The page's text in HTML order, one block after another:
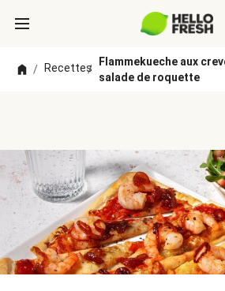
/ Recettes
/
Flammekueche aux
salade de roquette